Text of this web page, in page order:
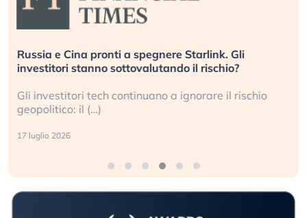
Russia e Cina pronti a spegnere Starlink. Gli
investitori stanno sottovalutando il rischio?
Gli investitori tech continuano a ignorare il rischio
geopolitico: il (…)
17 luglio 2026